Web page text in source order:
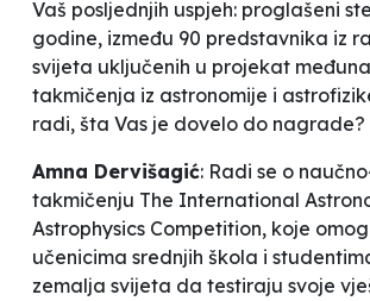
Vaš posljednjih uspjeh: proglašeni
godine, između 90 predstavnika iz
svijeta uključenih u projekat
takmičenja iz astronomije i
radi, šta Vas je dovelo do nagrade?
Amna Dervišagić: Radi se o
takmičenju The International
Astrophysics Competition, koje
učenicima srednjih škola i
zemalja svijeta da testiraju svoje